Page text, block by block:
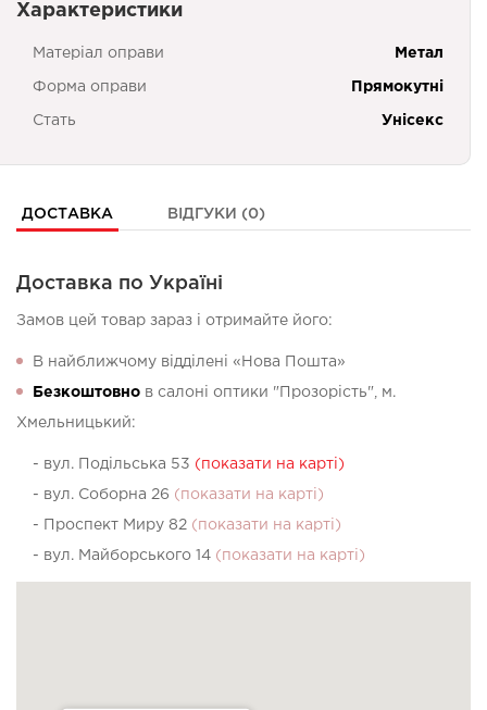
Характеристики
Матеріал оправи Метал
Форма оправи Прямокутні
Стать Унісекс
ДОСТАВКА ВІДГУКИ (0)
Доставка по Україні
Замов цей товар зараз і отримайте його:
В найближчому відділені «Нова Пошта»
Безкоштовно в салоні оптики "Прозорість", м.
Хмельницький:
- вул. Подільська 53 (показати на карті)
- вул. Соборна 26 (показати на карті)
- Проспект Миру 82 (показати на карті)
- вул. Майборського 14 (показати на карті)